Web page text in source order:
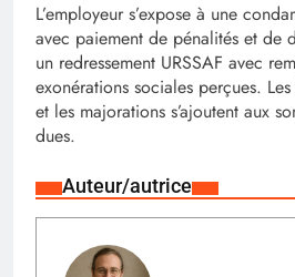
L’employeur s’expose à une
avec paiement de pénalités et de
un redressement URSSAF avec
exonérations sociales perçues.
et les majorations s’ajoutent aux
dues.
Auteur/autrice